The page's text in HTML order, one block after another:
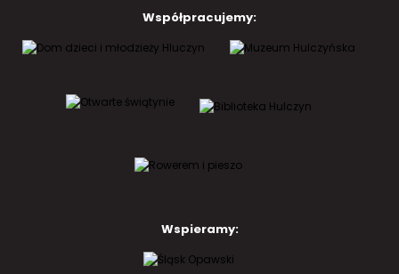
Współpracujemy:
Wspieramy: